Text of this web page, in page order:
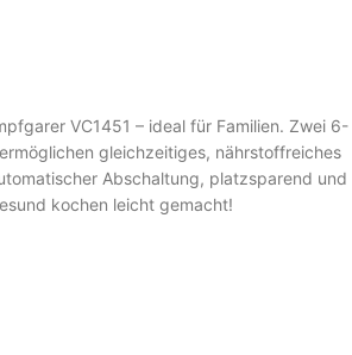
VC1451 – ideal für Familien. Zwei 6-
gleichzeitiges, nährstoffreiches
Abschaltung, platzsparend und
kochen leicht gemacht!